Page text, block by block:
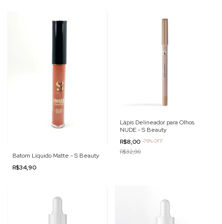
Batom Líquido Matte - S Beauty
R$34,90
Lápis Delineador para Olhos
NUDE - S Beauty
R$8,00 -76%OFF
R$32,90